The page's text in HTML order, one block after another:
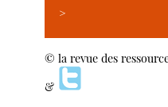
>
© la revue des
&